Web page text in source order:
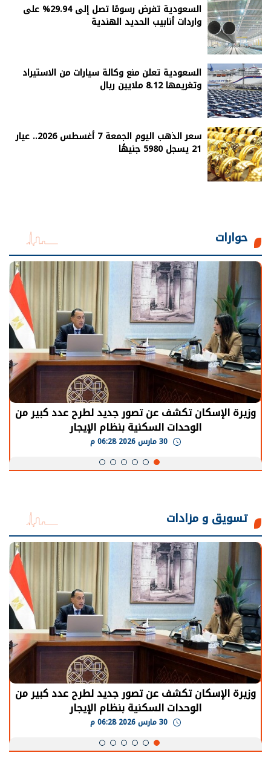
السعودية تفرض رسومًا تصل إلى 29.94% على
واردات أنابيب الحديد الهندية
السعودية تعلن منع وكالة سيارات من الاستيراد
وتغريمها 8.12 ملايين ريال
سعر الذهب اليوم الجمعة 7 أغسطس 2026.. عيار
21 يسجل 5980 جنيهًا
حوارات
وزيرة الإسكان تكشف عن تصور جديد لطرح عدد كبير من
الوحدات السكنية بنظام الإيجار
تسويق و مزادات
وزيرة الإسكان تكشف عن تصور جديد لطرح عدد كبير من
الوحدات السكنية بنظام الإيجار